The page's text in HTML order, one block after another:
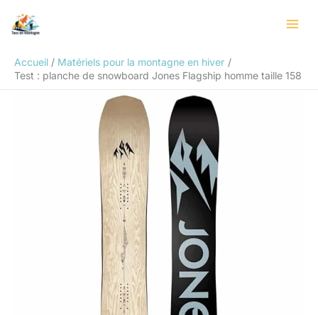
Accueil
Matériels pour la montagne en hiver
Test : planche de snowboard Jones Flagship homme taille 158